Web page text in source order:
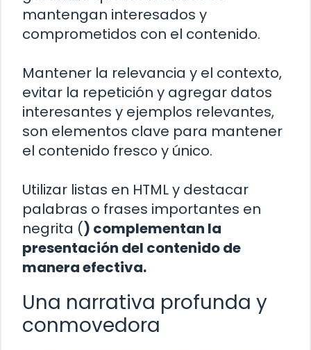
mantengan interesados y
comprometidos con el contenido.
Mantener la relevancia y el contexto,
evitar la repetición y agregar datos
interesantes y ejemplos relevantes,
son elementos clave para mantener
el contenido fresco y único.
Utilizar listas en HTML y destacar
palabras o frases importantes en
negrita () complementan la
presentación del contenido de
manera efectiva.
Una narrativa profunda y
conmovedora